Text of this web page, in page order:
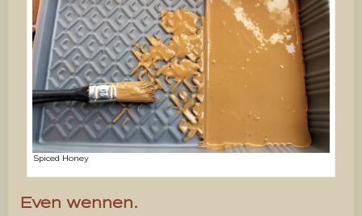
Spiced Honey
Even wennen.